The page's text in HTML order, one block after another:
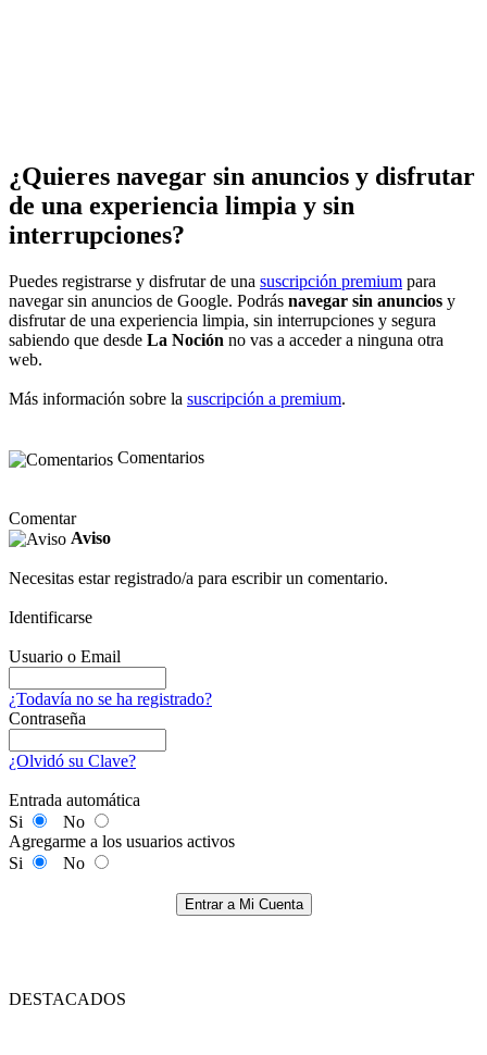
¿Quieres navegar sin anuncios y disfrutar
de una experiencia limpia y sin
interrupciones?
Puedes registrarse y disfrutar de una suscripción premium para
navegar sin anuncios de Google. Podrás navegar sin anuncios y
disfrutar de una experiencia limpia, sin interrupciones y segura
sabiendo que desde La Noción no vas a acceder a ninguna otra
web.
Más información sobre la suscripción a premium.
Comentarios
Comentar
Aviso
Necesitas estar registrado/a para escribir un comentario.
Identificarse
Usuario o Email
¿Todavía no se ha registrado?
Contraseña
¿Olvidó su Clave?
Entrada automática
Si
No
Agregarme a los usuarios activos
Si
No
Entrar a Mi Cuenta
DESTACADOS